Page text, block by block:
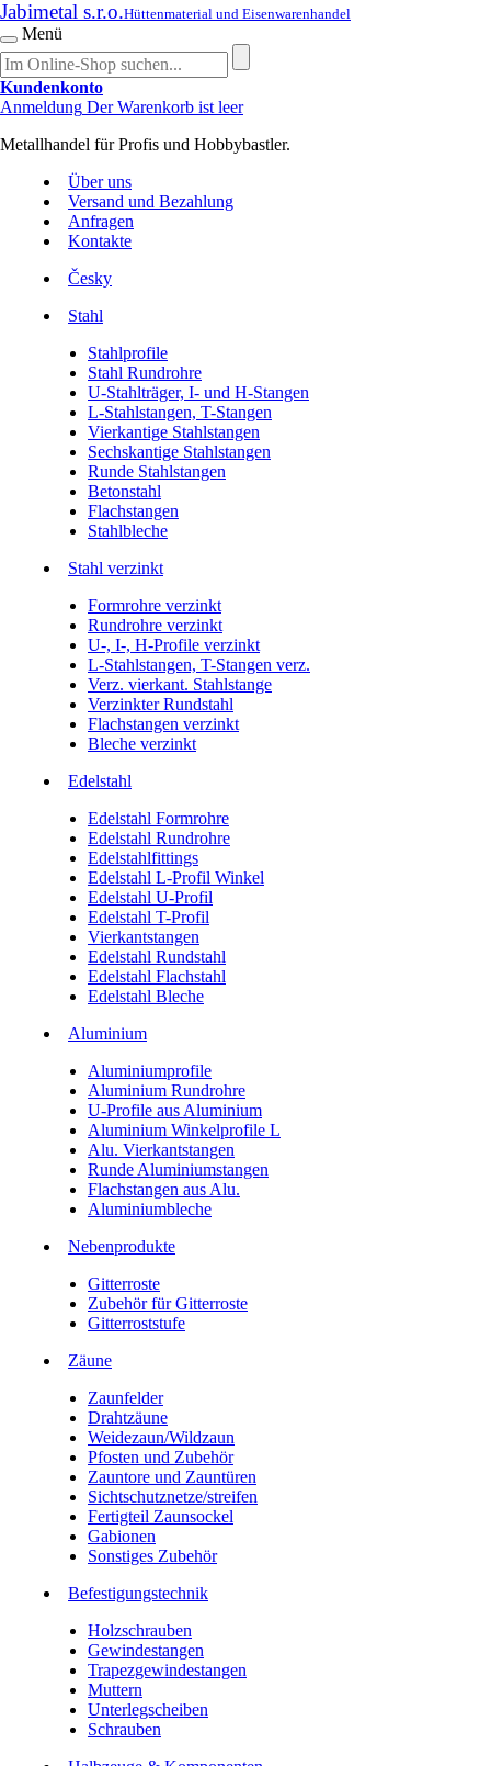
Jabimetal s.r.o.Hüttenmaterial und Eisenwarenhandel
Menü
Kundenkonto
Anmeldung Der Warenkorb ist leer
Metallhandel für Profis und Hobbybastler.
Über uns
Versand und Bezahlung
Anfragen
Kontakte
Česky
Stahl
Stahlprofile
Stahl Rundrohre
U-Stahlträger, I- und H-Stangen
L-Stahlstangen, T-Stangen
Vierkantige Stahlstangen
Sechskantige Stahlstangen
Runde Stahlstangen
Betonstahl
Flachstangen
Stahlbleche
Stahl verzinkt
Formrohre verzinkt
Rundrohre verzinkt
U-, I-, H-Profile verzinkt
L-Stahlstangen, T-Stangen verz.
Verz. vierkant. Stahlstange
Verzinkter Rundstahl
Flachstangen verzinkt
Bleche verzinkt
Edelstahl
Edelstahl Formrohre
Edelstahl Rundrohre
Edelstahlfittings
Edelstahl L-Profil Winkel
Edelstahl U-Profil
Edelstahl T-Profil
Vierkantstangen
Edelstahl Rundstahl
Edelstahl Flachstahl
Edelstahl Bleche
Aluminium
Aluminiumprofile
Aluminium Rundrohre
U-Profile aus Aluminium
Aluminium Winkelprofile L
Alu. Vierkantstangen
Runde Aluminiumstangen
Flachstangen aus Alu.
Aluminiumbleche
Nebenprodukte
Gitterroste
Zubehör für Gitterroste
Gitterroststufe
Zäune
Zaunfelder
Drahtzäune
Weidezaun/Wildzaun
Pfosten und Zubehör
Zauntore und Zauntüren
Sichtschutznetze/streifen
Fertigteil Zaunsockel
Gabionen
Sonstiges Zubehör
Befesti­gungstechnik
Holzschrauben
Gewindestangen
Trapezgewindestangen
Muttern
Unterlegscheiben
Schrauben